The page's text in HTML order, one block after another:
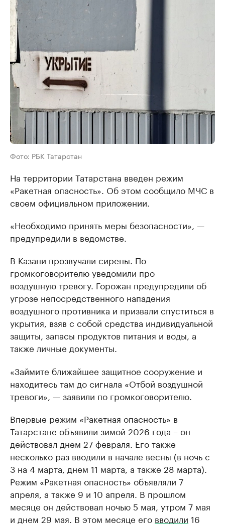
Фото: РБК Татарстан
На территории Татарстана введен режим
«Ракетная опасность». Об этом сообщило МЧС в
своем официальном приложении.
«Необходимо принять меры безопасности», —
предупредили в ведомстве.
В Казани прозвучали сирены. По
громкоговорителю уведомили про
воздушную тревогу. Горожан предупредили об
угрозе непосредственного нападения
воздушного противника и призвали спуститься в
укрытия, взяв с собой средства индивидуальной
защиты, запасы продуктов питания и воды, а
также личные документы.
«Займите ближайшее защитное сооружение и
находитесь там до сигнала «Отбой воздушной
тревоги», — заявили по громкоговорителю.
Впервые режим «Ракетная опасность» в
Татарстане объявили зимой 2026 года – он
действовал днем 27 февраля. Его также
несколько раз вводили в начале весны (в ночь с
3 на 4 марта, днем 11 марта, а также 28 марта).
Режим «Ракетная опасность» объявляли 7
апреля, а также 9 и 10 апреля. В прошлом
месяце он действовал ночью 5 мая, утром 7 мая
и днем 29 мая. В этом месяце его вводили 16